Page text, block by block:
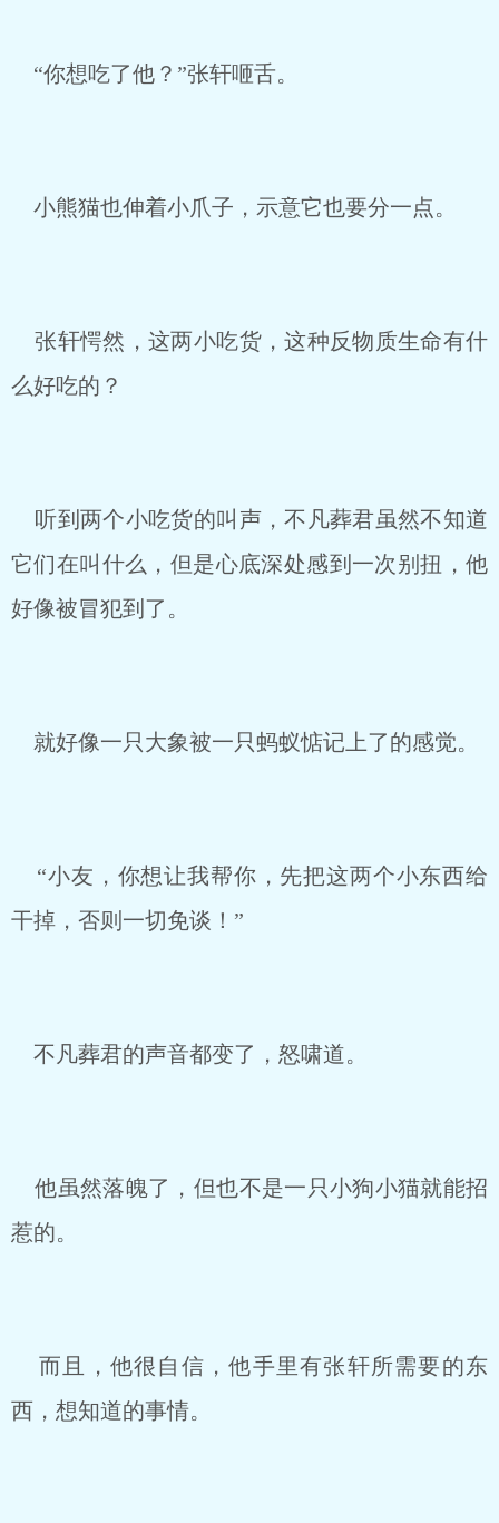
“你想吃了他？”张轩咂舌。
小熊猫也伸着小爪子，示意它也要分一点。
张轩愕然，这两小吃货，这种反物质生命有什
么好吃的？
听到两个小吃货的叫声，不凡葬君虽然不知道
它们在叫什么，但是心底深处感到一次别扭，他
好像被冒犯到了。
就好像一只大象被一只蚂蚁惦记上了的感觉。
“小友，你想让我帮你，先把这两个小东西给
干掉，否则一切免谈！”
不凡葬君的声音都变了，怒啸道。
他虽然落魄了，但也不是一只小狗小猫就能招
惹的。
而且，他很自信，他手里有张轩所需要的东
西，想知道的事情。